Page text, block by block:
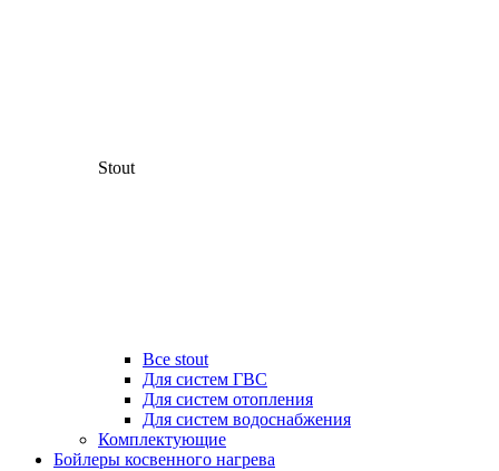
Stout
Все stout
Для систем ГВС
Для систем отопления
Для систем водоснабжения
Комплектующие
Бойлеры косвенного нагрева